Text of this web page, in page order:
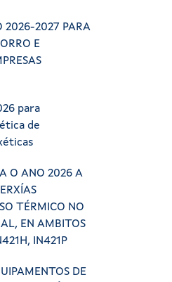
2026-2027 PARA
E
para
de
O ANO 2026 A
TÉRMICO NO
EN AMBITOS
IN421P
DE